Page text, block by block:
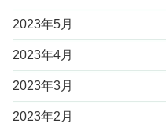
2023年5月
2023年4月
2023年3月
2023年2月